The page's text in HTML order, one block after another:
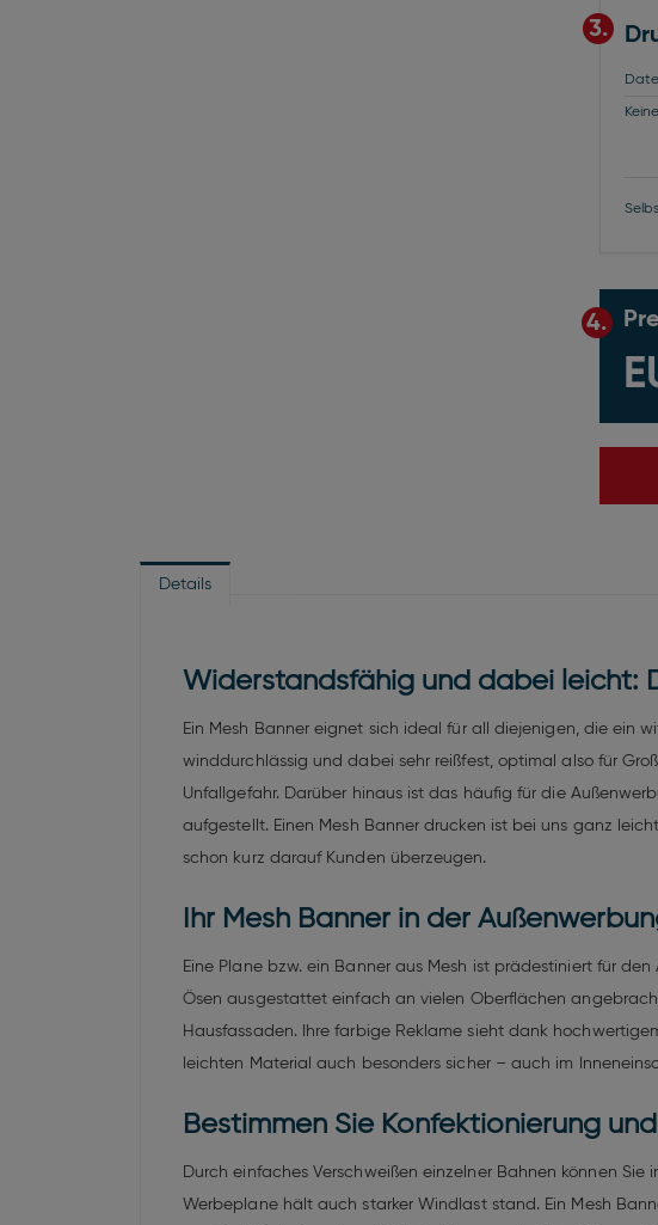
3.
4.
Details
Widerstandsfähig und dabei leicht:
Ein Mesh Banner eignet sich ideal für all diejenigen, die ein
winddurchlässig und dabei sehr reißfest, optimal also für
Unfallgefahr. Darüber hinaus ist das häufig für die
aufgestellt. Einen Mesh Banner drucken ist bei uns ganz
schon kurz darauf Kunden überzeugen.
Ihr Mesh Banner in der
Eine Plane bzw. ein Banner aus Mesh ist prädestiniert für
Ösen ausgestattet einfach an vielen Oberflächen
Hausfassaden. Ihre farbige Reklame sieht dank
leichten Material auch besonders sicher – auch im
Bestimmen Sie Konfektionierung
Durch einfaches Verschweißen einzelner Bahnen können
Werbeplane hält auch starker Windlast stand. Ein Mesh